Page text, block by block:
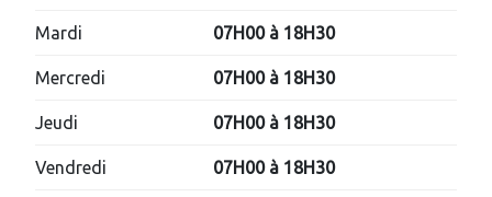
Mardi 07H00 à 18H30
Mercredi 07H00 à 18H30
Jeudi 07H00 à 18H30
Vendredi 07H00 à 18H30